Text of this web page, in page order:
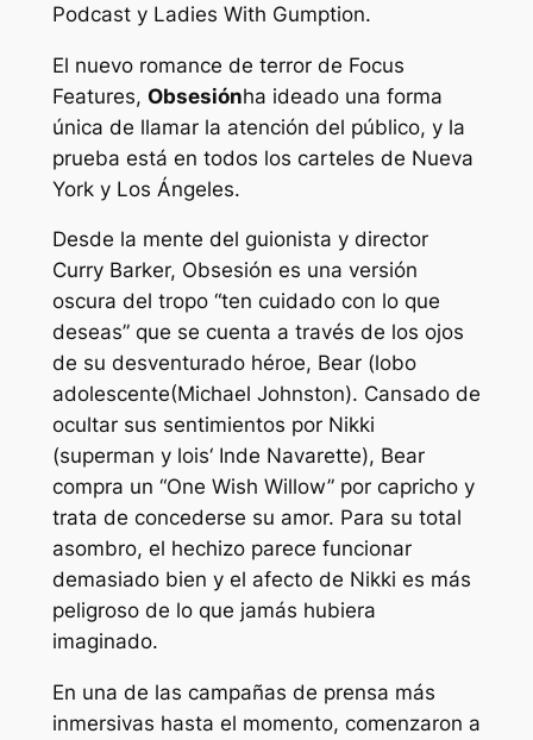
Podcast y Ladies With Gumption.
El nuevo romance de terror de Focus
Features, Obsesiónha ideado una forma
única de llamar la atención del público, y la
prueba está en todos los carteles de Nueva
York y Los Ángeles.
Desde la mente del guionista y director
Curry Barker, Obsesión es una versión
oscura del tropo “ten cuidado con lo que
deseas” que se cuenta a través de los ojos
de su desventurado héroe, Bear (lobo
adolescente(Michael Johnston). Cansado de
ocultar sus sentimientos por Nikki
(superman y lois‘ Inde Navarette), Bear
compra un “One Wish Willow” por capricho y
trata de concederse su amor. Para su total
asombro, el hechizo parece funcionar
demasiado bien y el afecto de Nikki es más
peligroso de lo que jamás hubiera
imaginado.
En una de las campañas de prensa más
inmersivas hasta el momento, comenzaron a